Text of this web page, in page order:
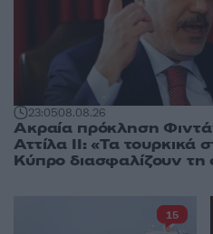
23:0508.08.26
Ακραία πρόκληση
Αττίλα ΙΙ: «Τα τουρκικά
Κύπρο διασφαλίζουν τη
15